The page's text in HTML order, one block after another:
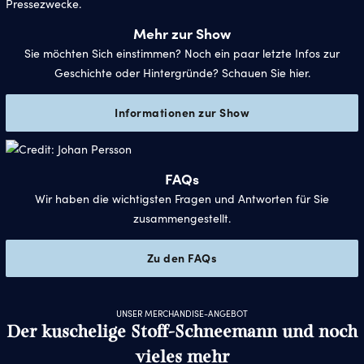
Mehr zur Show
Sie möchten Sich einstimmen? Noch ein paar letzte Infos zur
Geschichte oder Hintergründe? Schauen Sie hier.
Informationen zur Show
FAQs
Wir haben die wichtigsten Fragen und Antworten für Sie
zusammengestellt.
Zu den FAQs
UNSER MERCHANDISE-ANGEBOT
Der kuschelige Stoff-Schneemann und noch
vieles mehr